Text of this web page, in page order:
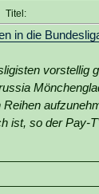
Titel:
in die
ist, so der Pay-